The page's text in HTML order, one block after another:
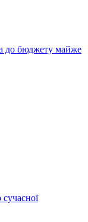
до бюджету майже
сучасної